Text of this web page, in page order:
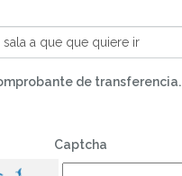
de transferencia.
Captcha